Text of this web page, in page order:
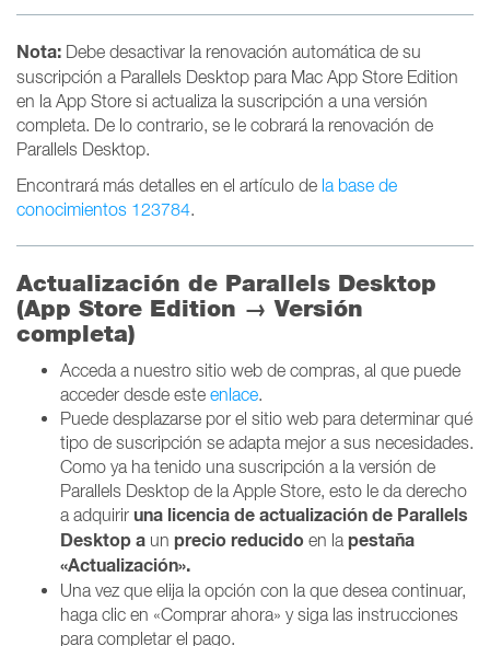
Nota: Debe desactivar la renovación automática de su
suscripción a Parallels Desktop para Mac App Store Edition
en la App Store si actualiza la suscripción a una versión
completa. De lo contrario, se le cobrará la renovación de
Parallels Desktop.
Encontrará más detalles en el artículo de la base de
conocimientos 123784.
Actualización de Parallels Desktop
(App Store Edition → Versión
completa)
Acceda a nuestro sitio web de compras, al que puede
acceder desde este enlace.
Puede desplazarse por el sitio web para determinar qué
tipo de suscripción se adapta mejor a sus necesidades.
Como ya ha tenido una suscripción a la versión de
Parallels Desktop de la Apple Store, esto le da derecho
a adquirir una licencia de actualización de Parallels
Desktop a un precio reducido en lapestaña
«Actualización».
Una vez que elija la opción con la que desea continuar,
haga clic en «Comprar ahora» y siga las instrucciones
para completar el pago.